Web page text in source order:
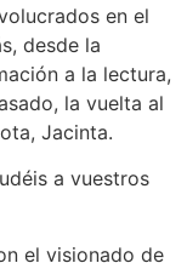
en el
desde la
a la lectura,
la vuelta al
Jacinta.
a vuestros
el visionado de